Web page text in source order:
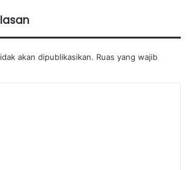
akan dipublikasikan. Ruas yang wajib